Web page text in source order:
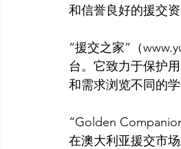
“援交之家”（
台。它致力于保护
和需求浏览不同的
“Golden
在澳大利亚援交市